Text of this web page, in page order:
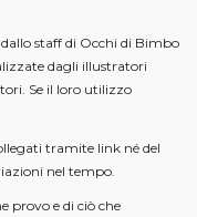
staff di Occhi di Bimbo
dagli illustratori
Se il loro utilizzo
tramite link né del
nel tempo.
provo e di ciò che